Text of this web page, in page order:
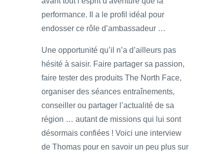
performance. Il a le profil idéal pour
endosser ce rôle d’ambassadeur …
Une opportunité qu’il n’a d’ailleurs pas
hésité à saisir. Faire partager sa passion,
faire tester des produits The North Face,
organiser des séances entraînements,
conseiller ou partager l’actualité de sa
région … autant de missions qui lui sont
désormais confiées ! Voici une interview
de Thomas pour en savoir un peu plus sur